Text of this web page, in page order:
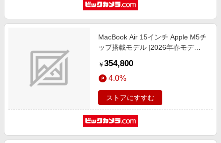
MacBook Air 15インチ Apple M5チ
ップ搭載モデル [2026年春モデ
CPUと10コアGPU] スカイブルー
MDVU4J/A
￥ 354,800
4.0%
ストアにすすむ